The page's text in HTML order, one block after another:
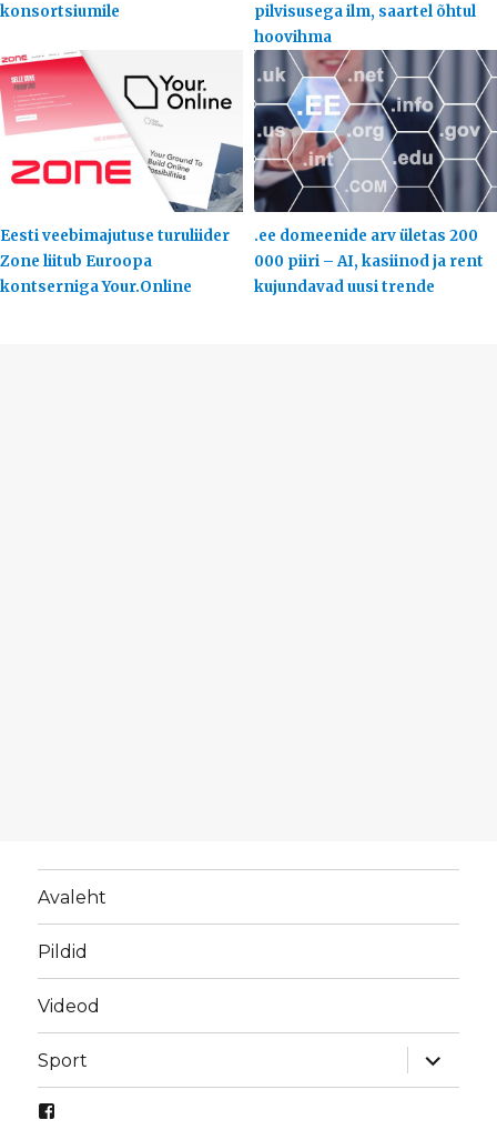
konsortsiumile
pilvisusega ilm, saartel õhtul
hoovihma
Eesti veebimajutuse turuliider
Zone liitub Euroopa
kontserniga Your.Online
.ee domeenide arv ületas 200
000 piiri – AI, kasiinod ja rent
kujundavad uusi trende
Avaleht
Pildid
Videod
Sport
laienda